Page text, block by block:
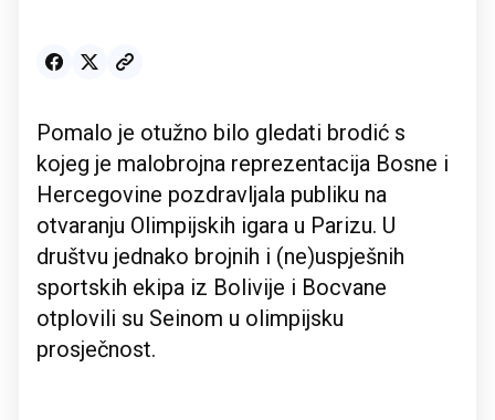
Pomalo je otužno bilo gledati brodić s
kojeg je malobrojna reprezentacija Bosne i
Hercegovine pozdravljala publiku na
otvaranju Olimpijskih igara u Parizu. U
društvu jednako brojnih i (ne)uspješnih
sportskih ekipa iz Bolivije i Bocvane
otplovili su Seinom u olimpijsku
prosječnost.